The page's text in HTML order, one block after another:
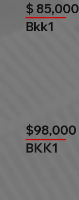
$ 85,000
Bkk1
$98,000
BKK1